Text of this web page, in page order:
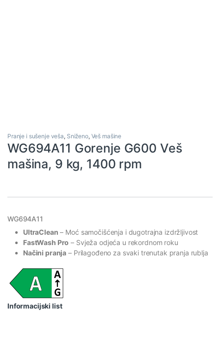
Pranje i sušenje veša, Sniženo, Veš mašine
WG694A11 Gorenje G600 Veš
mašina, 9 kg, 1400 rpm
WG694A11
UltraClean – Moć samočišćenja i dugotrajna izdržljivost
FastWash Pro – Svježa odjeća u rekordnom roku
Načini pranja – Prilagođeno za svaki trenutak pranja rublja
Informacijski list